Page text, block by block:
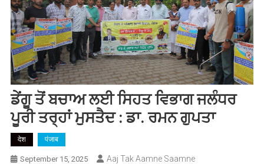
ਡੇਂਗੂ ਤੋਂ ਬਚਾਅ ਲਈ ਸਿਹਤ ਵਿਭਾਗ ਜਲੰਧਰ
ਪੂਰੀ ਤਰ੍ਹਾਂ ਮੁਸਤੈਦ : ਡਾ. ਰਮਨ ਗੁਪਤਾ
देश पंजाब
September 15, 2025 Aaj Tak Aamne Saamne